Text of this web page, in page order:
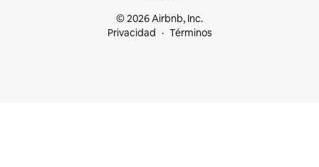
© 2026 Airbnb, Inc.
Privacidad
Términos